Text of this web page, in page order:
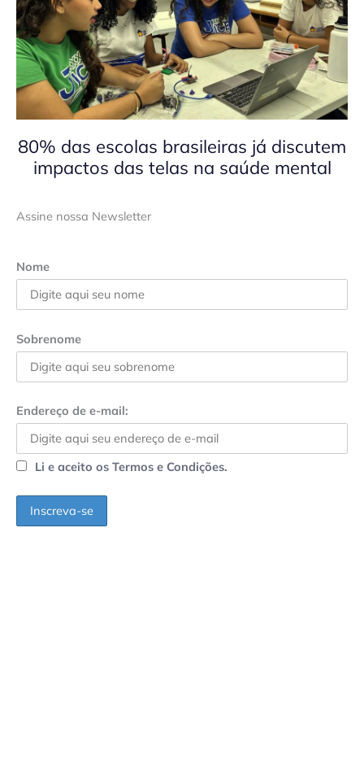
80% das escolas brasileiras já discutem
impactos das telas na saúde mental
Assine nossa Newsletter
Nome
Sobrenome
Endereço de e-mail:
Li e aceito os Termos e Condições.